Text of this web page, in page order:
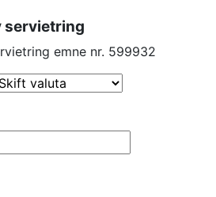
servietring
emne nr. 599932